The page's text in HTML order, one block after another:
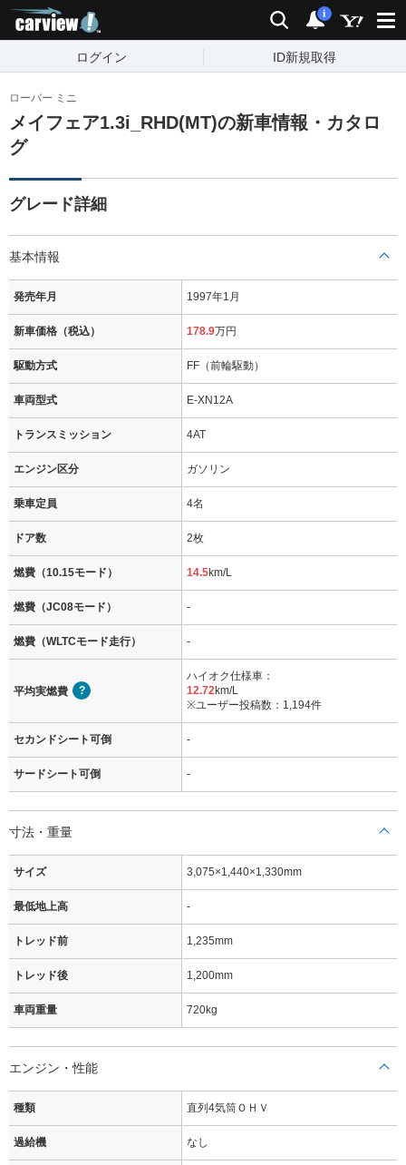
検索 通知
i
ログイン ID新規取得
ローバー ミニ
メイフェア1.3i_RHD(MT)の新車情報・カタロ
グ
グレード詳細
基本情報
発売年月 1997年1月
新車価格（税込） 178.9万円
駆動方式 FF（前輪駆動）
車両型式 E-XN12A
トランスミッション 4AT
エンジン区分 ガソリン
乗車定員 4名
ドア数 2枚
燃費（10.15モード） 14.5km/L
燃費（JC08モード） -
燃費（WLTCモード走行） -
平均実燃費
ハイオク仕様車：
12.72km/L
※ユーザー投稿数：1,194件
セカンドシート可倒 -
サードシート可倒 -
寸法・重量
サイズ 3,075×1,440×1,330mm
最低地上高 -
トレッド前 1,235mm
トレッド後 1,200mm
車両重量 720kg
エンジン・性能
種類 直列4気筒ＯＨＶ
過給機 なし